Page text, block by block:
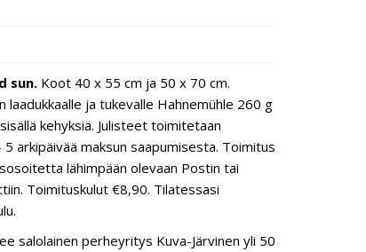
sun.Koot 40 x 55 cm ja 50 x 70 cm.
ja tukevalle Hahnemühle 260 g
kehyksiä. Julisteet toimitetaan
arkipäivää maksun saapumisesta. Toimitus
lähimpään olevaan Postin tai
Toimituskulut €8,90. Tilatessasi
salolainen perheyritys Kuva-Järvinen yli 50